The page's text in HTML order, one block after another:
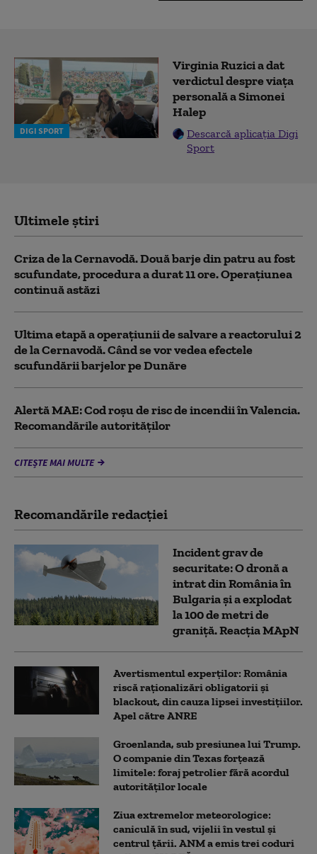
DIGI SPORT
Virginia Ruzici a dat
verdictul despre viața
personală a Simonei
Halep
Descarcă aplicația Digi
Sport
Ultimele știri
Criza de la Cernavodă. Două barje din patru au fost
scufundate, procedura a durat 11 ore. Operațiunea
continuă astăzi
Ultima etapă a operațiunii de salvare a reactorului 2
de la Cernavodă. Când se vor vedea efectele
scufundării barjelor pe Dunăre
Alertă MAE: Cod roșu de risc de incendii în Valencia.
Recomandările autorităților
CITEȘTE MAI MULTE
Recomandările redacţiei
Incident grav de
securitate: O dronă a
intrat din România în
Bulgaria şi a explodat
la 100 de metri de
graniţă. Reacția MApN
Avertismentul experților: România
riscă raționalizări obligatorii și
blackout, din cauza lipsei investițiilor.
Apel către ANRE
Groenlanda, sub presiunea lui Trump.
O companie din Texas forțează
limitele: foraj petrolier fără acordul
autorităților locale
Ziua extremelor meteorologice:
caniculă în sud, vijelii în vestul și
centrul țării. ANM a emis trei coduri